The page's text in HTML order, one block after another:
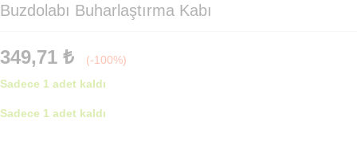
Buzdolabı Buharlaştırma Kabı
349,71 ₺
(-100%)
Sadece 1 adet kaldı
Sadece 1 adet kaldı